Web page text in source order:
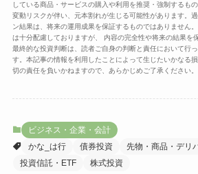
している商品・サービスの購入や利用を推奨・強制するも
変動リスクが伴い、元本割れが生じる可能性があります。
ン結果は、将来の運用成果を保証するものではありません
は十分配慮しておりますが、 内容の完全性や将来の結果を
最終的な投資判断は、読者ご自身の判断と責任において行
す。本記事の情報を利用したことによって生じたいかなる
切の責任を負いかねますので、あらかじめご了承ください。
ビジネス・企業・会計
かな_は行
債券投資
先物・商品・デリ
投資信託・ETF
株式投資